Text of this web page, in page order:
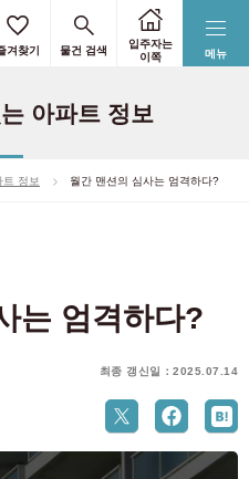
메뉴
겨찾기 물건 검색
입주자는
이쪽
아파트 정보
정보 월간 맨션의 심사는 엄격하다?
는 엄격하다?
최종 갱신일：2025.07.14